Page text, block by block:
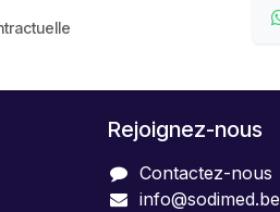
Rejoignez-nous
Contactez-nous
info@sodimed.be